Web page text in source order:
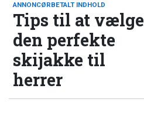
ANNONCØRBETALT INDHOLD
Tips til at vælge
den perfekte
skijakke til
herrer